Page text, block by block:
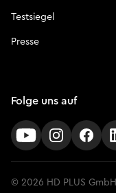
Testsiegel
Presse
Folge uns auf
© 2026 HD PLUS GmbH